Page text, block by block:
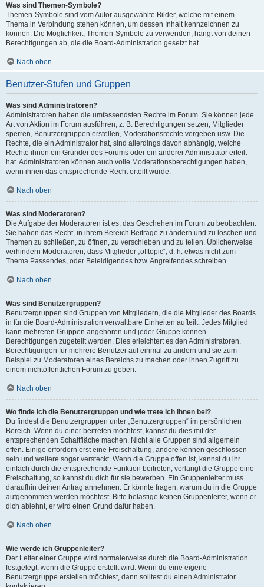
Was sind Themen-Symbole?
Themen-Symbole sind vom Autor ausgewählte Bilder, welche mit einem
Thema in Verbindung stehen können, um dessen Inhalt kennzeichnen zu
können. Die Möglichkeit, Themen-Symbole zu verwenden, hängt von deinen
Berechtigungen ab, die die Board-Administration gesetzt hat.
Nach oben
Benutzer-Stufen und Gruppen
Was sind Administratoren?
Administratoren haben die umfassendsten Rechte im Forum. Sie können jede
Art von Aktion im Forum ausführen; z. B. Berechtigungen setzen, Mitglieder
sperren, Benutzergruppen erstellen, Moderationsrechte vergeben usw. Die
Rechte, die ein Administrator hat, sind allerdings davon abhängig, welche
Rechte ihnen ein Gründer des Forums oder ein anderer Administrator erteilt
hat. Administratoren können auch volle Moderationsberechtigungen haben,
wenn ihnen das entsprechende Recht erteilt wurde.
Nach oben
Was sind Moderatoren?
Die Aufgabe der Moderatoren ist es, das Geschehen im Forum zu beobachten.
Sie haben das Recht, in ihrem Bereich Beiträge zu ändern und zu löschen und
Themen zu schließen, zu öffnen, zu verschieben und zu teilen. Üblicherweise
verhindern Moderatoren, dass Mitglieder „offtopic“, d. h. etwas nicht zum
Thema Passendes, oder Beleidigendes bzw. Angreifendes schreiben.
Nach oben
Was sind Benutzergruppen?
Benutzergruppen sind Gruppen von Mitgliedern, die die Mitglieder des Boards
in für die Board-Administration verwaltbare Einheiten aufteilt. Jedes Mitglied
kann mehreren Gruppen angehören und jeder Gruppe können
Berechtigungen zugeteilt werden. Dies erleichtert es den Administratoren,
Berechtigungen für mehrere Benutzer auf einmal zu ändern und sie zum
Beispiel zu Moderatoren eines Bereichs zu machen oder ihnen Zugriff zu
einem nichtöffentlichen Forum zu geben.
Nach oben
Wo finde ich die Benutzergruppen und wie trete ich ihnen bei?
Du findest die Benutzergruppen unter „Benutzergruppen“ im persönlichen
Bereich. Wenn du einer beitreten möchtest, kannst du dies mit der
entsprechenden Schaltfläche machen. Nicht alle Gruppen sind allgemein
offen. Einige erfordern erst eine Freischaltung, andere können geschlossen
sein und weitere sogar versteckt. Wenn die Gruppe offen ist, kannst du ihr
einfach durch die entsprechende Funktion beitreten; verlangt die Gruppe eine
Freischaltung, so kannst du dich für sie bewerben. Ein Gruppenleiter muss
daraufhin deinen Antrag annehmen. Er könnte fragen, warum du in die Gruppe
aufgenommen werden möchtest. Bitte belästige keinen Gruppenleiter, wenn er
dich ablehnt, er wird einen Grund dafür haben.
Nach oben
Wie werde ich Gruppenleiter?
Der Leiter einer Gruppe wird normalerweise durch die Board-Administration
festgelegt, wenn die Gruppe erstellt wird. Wenn du eine eigene
Benutzergruppe erstellen möchtest, dann solltest du einen Administrator